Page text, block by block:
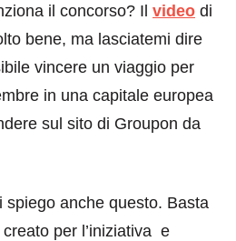
il concorso? Il video di
bene, ma lasciatemi dire
vincere un viaggio per
in una capitale europea
sul sito di Groupon da
spiego anche questo. Basta
per l’iniziativa e